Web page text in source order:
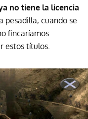
no tiene la licencia
pesadilla, cuando se
fincaríamos
estos títulos.